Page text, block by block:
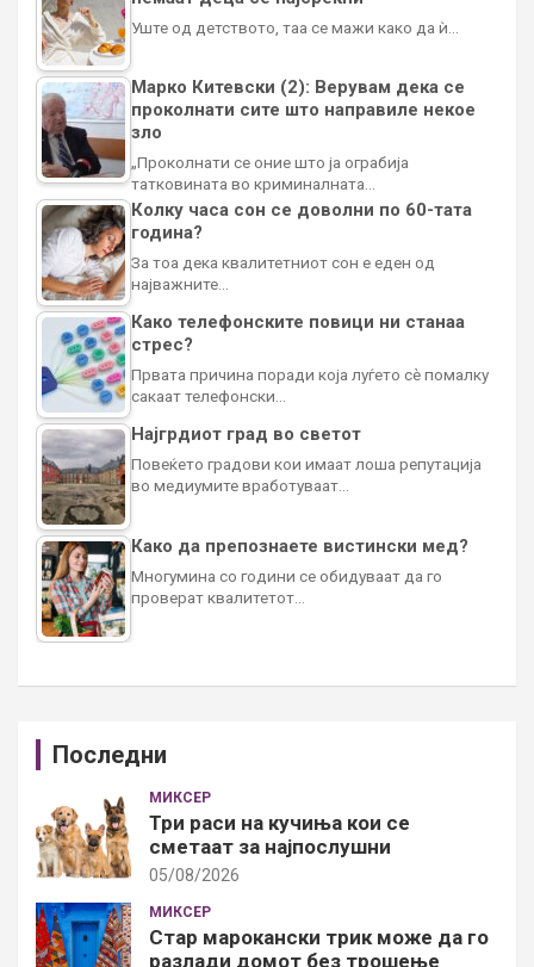
Уште од детството, таа се мажи како да ѝ…
Марко Китевски (2): Верувам дека се
проколнати сите што направиле некое
зло
„Проколнати се оние што ја ограбија
татковината во криминалната…
Колку часа сон се доволни по 60-тата
година?
За тоа дека квалитетниот сон е еден од
најважните…
Како телефонските повици ни станаа
стрес?
Првата причина поради која луѓето сè помалку
сакаат телефонски…
Најгрдиот град во светот
Повеќето градови кои имаат лоша репутација
во медиумите вработуваат…
Како да препознаете вистински мед?
Многумина со години се обидуваат да го
проверат квалитетот…
Последни
МИКСЕР
Три раси на кучиња кои се
сметаат за најпослушни
05/08/2026
МИКСЕР
Стар марокански трик може да го
разлади домот без трошење